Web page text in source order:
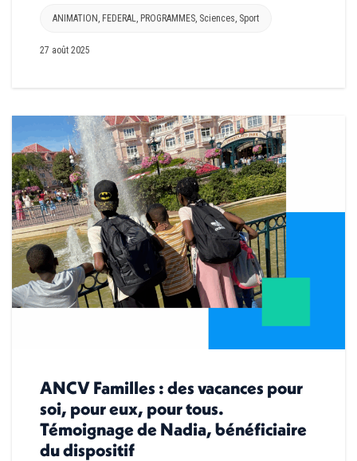
ANIMATION, FEDERAL, PROGRAMMES, Sciences, Sport
27 août 2025
ANCV Familles : des vacances pour
soi, pour eux, pour tous.
Témoignage de Nadia, bénéficiaire
du dispositif